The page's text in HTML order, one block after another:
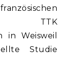
TTK
Weisweil
Studie